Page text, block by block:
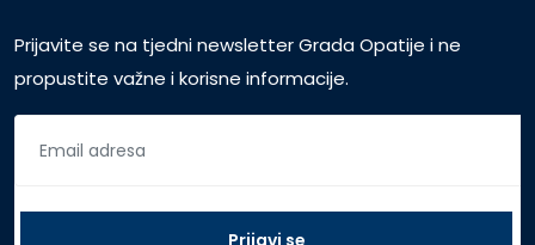
Prijavite se na tjedni newsletter Grada Opatije i ne
propustite važne i korisne informacije.